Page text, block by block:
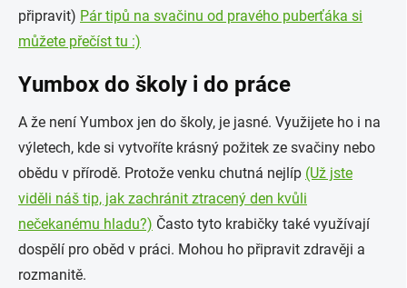
připravit) Pár tipů na svačinu od pravého puberťáka si
můžete přečíst tu :)
Yumbox do školy i do práce
A že není Yumbox jen do školy, je jasné. Využijete ho i na
výletech, kde si vytvoříte krásný požitek ze svačiny nebo
obědu v přírodě. Protože venku chutná nejlíp (Už jste
viděli náš tip, jak zachránit ztracený den kvůli
nečekanému hladu?) Často tyto krabičky také využívají
dospělí pro oběd v práci. Mohou ho připravit zdravěji a
rozmanitě.